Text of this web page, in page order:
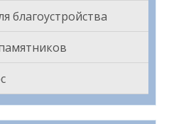
благоустройства